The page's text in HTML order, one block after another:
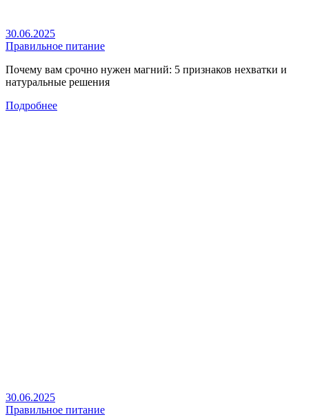
30.06.2025
Правильное питание
Почему вам срочно нужен магний: 5 признаков нехватки и
натуральные решения
Подробнее
30.06.2025
Правильное питание